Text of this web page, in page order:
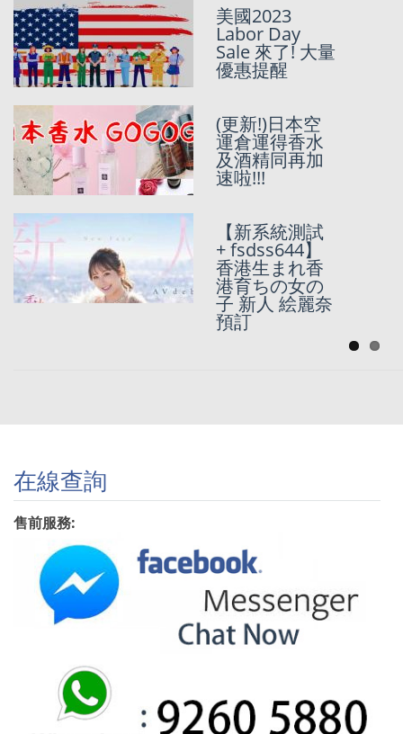
美國2023
Labor Day
Sale 來了! 大量
優惠提醒
(更新!)日本空
運倉運得香水
及酒精同再加
速啦!!!
【新系統測試
+ fsdss644】
香港生まれ香
港育ちの女の
子 新人 絵麗奈
預訂
[ 豚友麻煩
Like返我地新
FB Page ]
Sun記香港人
代運集運2磅起
免費派送，代
購全天侯免費
日本現場及驚
安之殿堂ド
ン・キホーテ
代購服務開通!
在線查詢
售前服務: